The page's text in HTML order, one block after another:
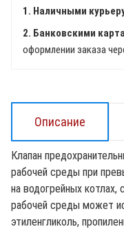
1. Наличными
2. Банковскими
оформлении заказа
Описание
Клапан
рабочей среды при
на водогрейных котлах,
рабочей среды может
этиленгликоль,